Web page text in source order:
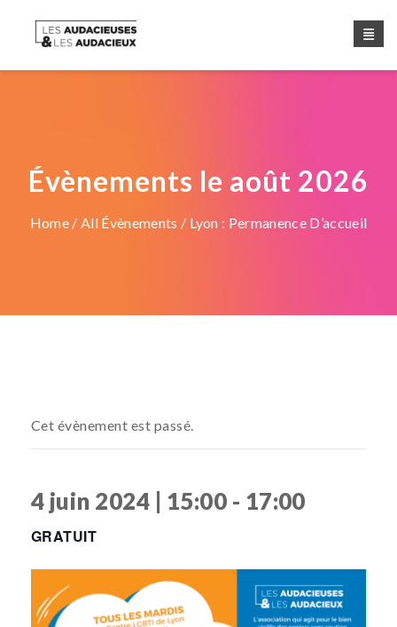
Évènements le août 2026
Home /All Évènements / Lyon : Permanence D’accueil
Cet évènement est passé.
4 juin 2024 | 15:00 - 17:00
GRATUIT